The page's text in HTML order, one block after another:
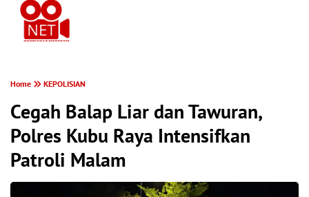
Home KEPOLISIAN
Cegah Balap Liar dan Tawuran,
Polres Kubu Raya Intensifkan
Patroli Malam